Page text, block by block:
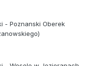
- Poznanski Oberek